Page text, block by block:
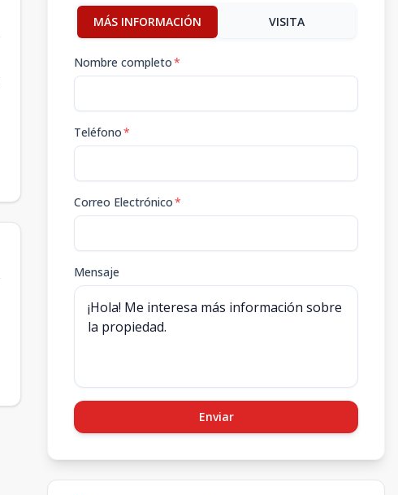
MÁS INFORMACIÓN VISITA
Nombre completo*
Teléfono*
Correo Electrónico*
Mensaje
Enviar